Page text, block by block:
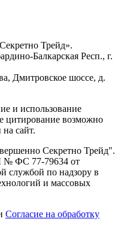
Трейд».
Балкарская Респ., г.
Дмитровское шоссе, д.
и использование
цитирование возможно
сайт.
Секретно Трейд".
№ ФС 77-79634 от
службой по надзору в
и массовых
Согласие на обработку